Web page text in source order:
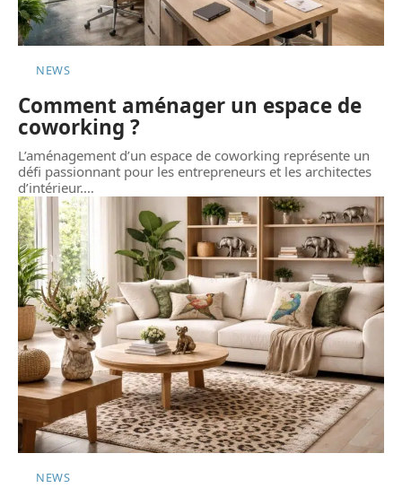
NEWS
Comment aménager un espace de
coworking ?
L’aménagement d’un espace de coworking représente un
défi passionnant pour les entrepreneurs et les architectes
d’intérieur.…
NEWS